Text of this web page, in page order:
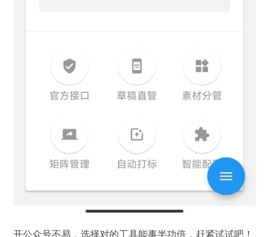
开公众号不易，选择对的工具能事半功倍，赶紧试试吧！